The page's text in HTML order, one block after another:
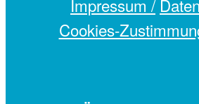
Impressum /
Cookies-